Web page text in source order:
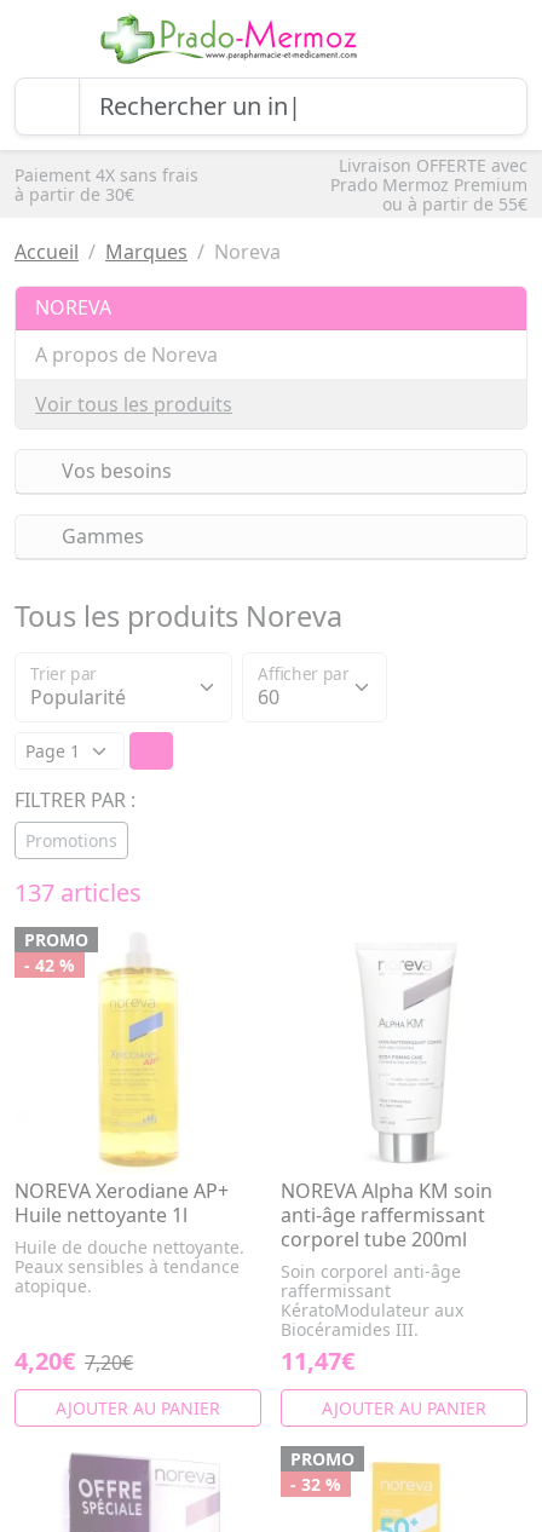
Paiement 4X sans frais
à partir de 30€
Livraison OFFERTE avec
Prado Mermoz Premium
ou à partir de 55€
Accueil Marques Noreva
NOREVA
A propos de Noreva
Voir tous les produits
Vos besoins
Gammes
Tous les produits Noreva
Trier par Afficher par
FILTRER PAR :
Promotions
137 articles
PROMO
- 42 %
NOREVA Xerodiane AP+
Huile nettoyante 1l
Huile de douche nettoyante.
Peaux sensibles à tendance
atopique.
4,20€ 7,20€
AJOUTER AU PANIER
NOREVA Alpha KM soin
anti-âge raffermissant
corporel tube 200ml
Soin corporel anti-âge
raffermissant
KératoModulateur aux
Biocéramides III.
11,47€
AJOUTER AU PANIER
PROMO
- 32 %